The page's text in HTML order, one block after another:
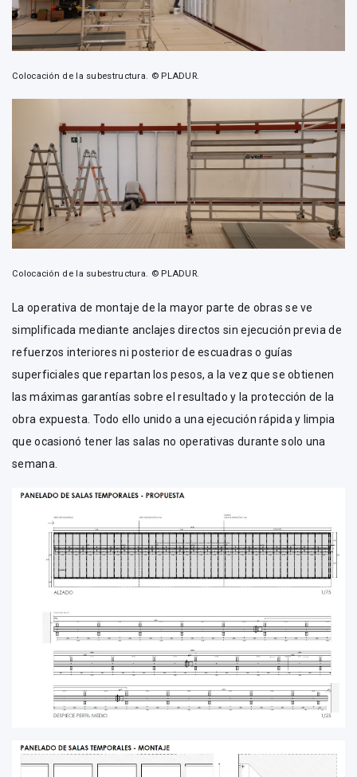
Colocación de la subestructura. © PLADUR.
Colocación de la subestructura. © PLADUR.
La operativa de montaje de la mayor parte de obras se ve
simplificada mediante anclajes directos sin ejecución previa de
refuerzos interiores ni posterior de escuadras o guías
superficiales que repartan los pesos, a la vez que se obtienen
las máximas garantías sobre el resultado y la protección de la
obra expuesta. Todo ello unido a una ejecución rápida y limpia
que ocasionó tener las salas no operativas durante solo una
semana.